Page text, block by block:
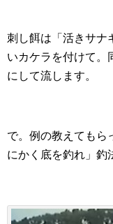
刺し餌は「活きサナ
いカケラを付けて。
にして流します。
で。例の教えてもら
にかく底を釣れ」釣